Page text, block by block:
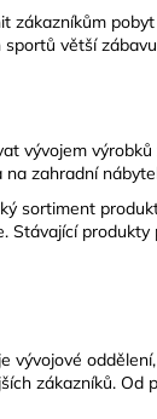
zákazníkům
větší
vývojem
zahradní
sortiment
Stávající
vývojové
zákazníků.